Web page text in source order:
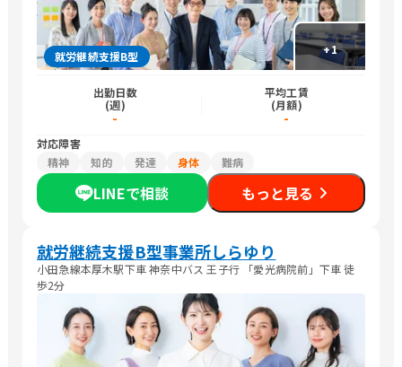
+1
就労継続支援B型
出勤日数
(週)
-
平均工賃
(月額)
-
対応障害
精神
知的 発達 身体 難病
LINEで相談 もっと見る
就労継続支援B型事業所しらゆり
小田急線本厚木駅下車 神奈中バス 王子行 「愛光病院前」下車 徒
歩2分